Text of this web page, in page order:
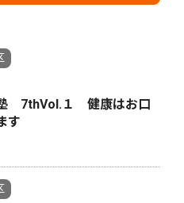
7thVol.１ 健康はお口
す